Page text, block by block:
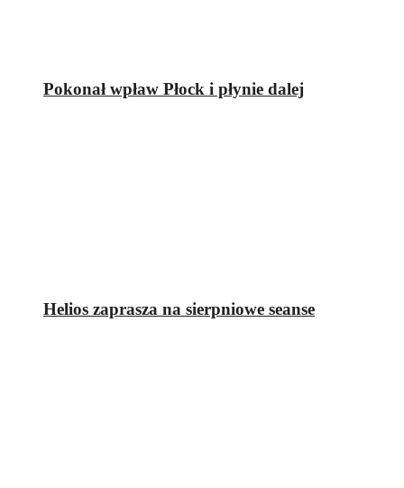
Pokonał wpław Płock i płynie dalej
Helios zaprasza na sierpniowe seanse